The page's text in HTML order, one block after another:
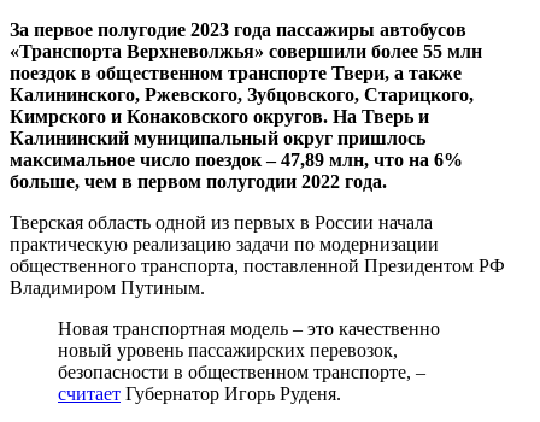
За первое полугодие 2023 года пассажиры автобусов
«Транспорта Верхневолжья» совершили более 55 млн
поездок в общественном транспорте Твери, а также
Калининского, Ржевского, Зубцовского, Старицкого,
Кимрского и Конаковского округов. На Тверь и
Калининский муниципальный округ пришлось
максимальное число поездок – 47,89 млн, что на 6%
больше, чем в первом полугодии 2022 года.
Тверская область одной из первых в России начала
практическую реализацию задачи по модернизации
общественного транспорта, поставленной Президентом РФ
Владимиром Путиным.
Новая транспортная модель – это качественно
новый уровень пассажирских перевозок,
безопасности в общественном транспорте, –
считает Губернатор Игорь Руденя.